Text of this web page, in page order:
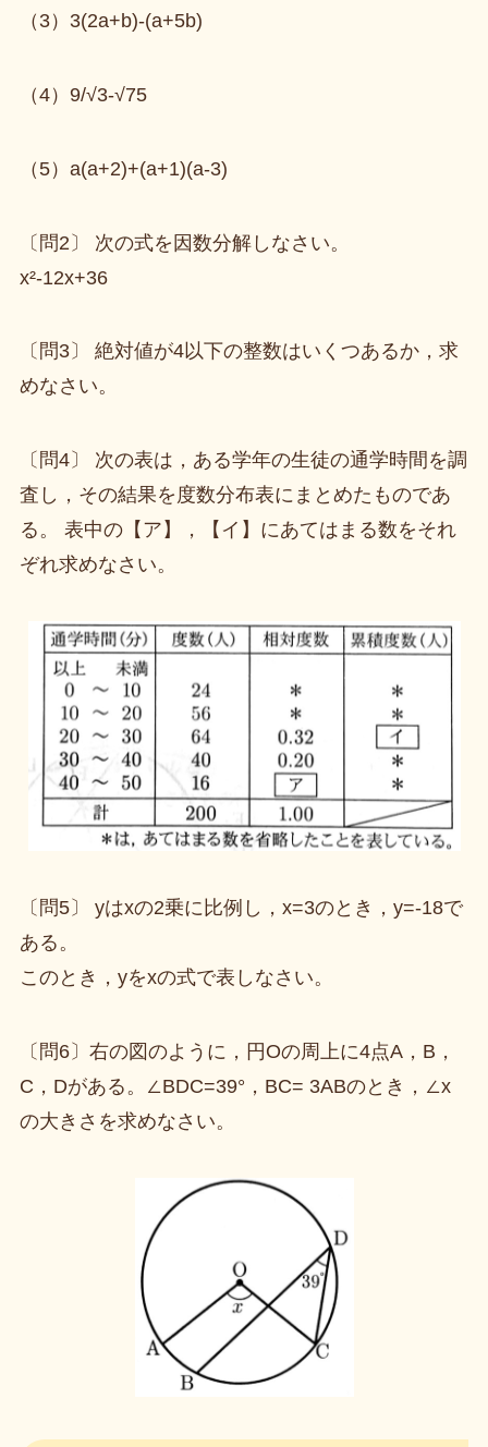
（3）3(2a+b)-(a+5b)
（4）9/√3-√75
（5）a(a+2)+(a+1)(a-3)
〔問2〕 次の式を因数分解しなさい。
x²-12x+36
〔問3〕 絶対値が4以下の整数はいくつあるか，求
めなさい。
〔問4〕 次の表は，ある学年の生徒の通学時間を調
査し，その結果を度数分布表にまとめたものであ
る。 表中の【ア】，【イ】にあてはまる数をそれ
ぞれ求めなさい。
〔問5〕 yはxの2乗に比例し，x=3のとき，y=-18で
ある。
このとき，yをxの式で表しなさい。
〔問6〕右の図のように，円Oの周上に4点A，B，
C，Dがある。∠BDC=39°，BC= 3ABのとき，∠x
の大きさを求めなさい。